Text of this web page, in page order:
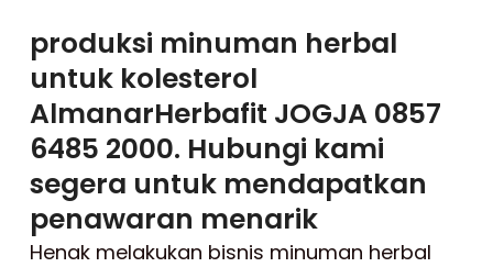
produksi minuman herbal
untuk kolesterol
AlmanarHerbafit JOGJA 0857
6485 2000. Hubungi kami
segera untuk mendapatkan
penawaran menarik
Henak melakukan bisnis minuman herbal